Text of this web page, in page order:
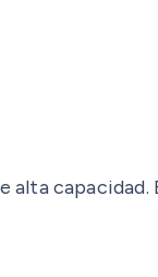
alta